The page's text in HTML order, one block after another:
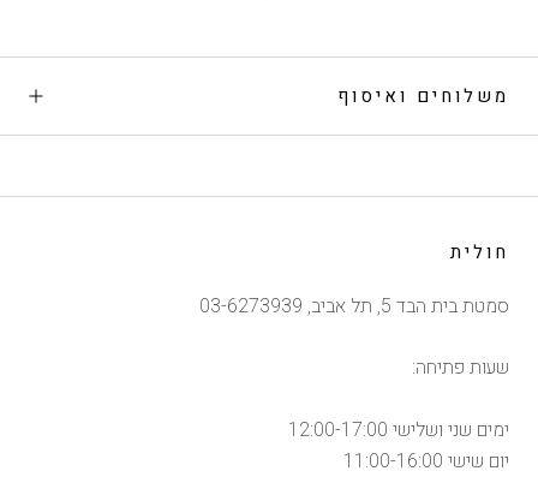
משלוחים ואיסוף
חולית
סמטת בית הבד 5, תל אביב, 03-6273939
שעות פתיחה:
ימים שני ושלישי 12:00-17:00
יום שישי 11:00-16:00